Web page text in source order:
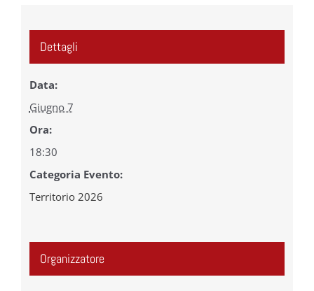
Dettagli
Data:
Giugno 7
Ora:
18:30
Categoria Evento:
Territorio 2026
Organizzatore